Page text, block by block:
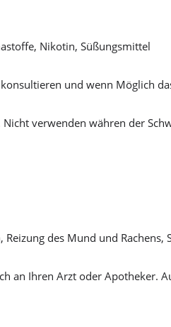
Nikotin, Süßungsmittel
und wenn Möglich
verwenden währen der
des Mund und
an Ihren Arzt oder Apotheker.